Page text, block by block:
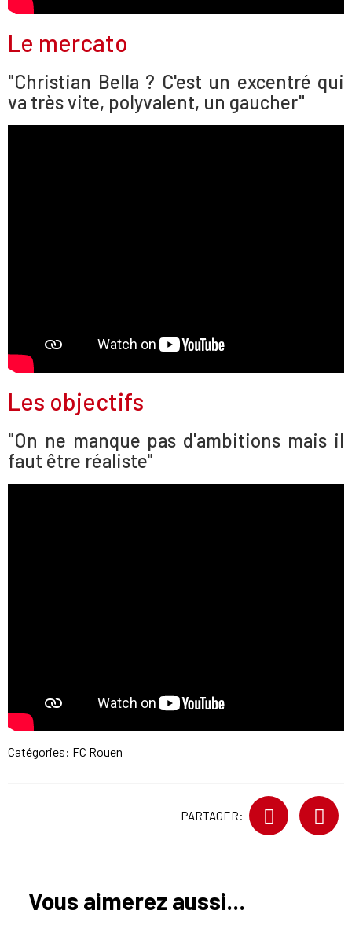
Le mercato
"Christian Bella ? C'est un excentré qui
va très vite, polyvalent, un gaucher"
Les objectifs
"On ne manque pas d'ambitions mais il
faut être réaliste"
Catégories: FC Rouen
PARTAGER:
Vous aimerez aussi...